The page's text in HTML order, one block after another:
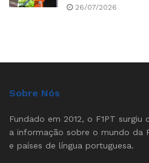
26/07/2026
Sobre Nós
Fundado em 2012, o F1PT
a informação sobre o mundo da
e países de língua portuguesa.